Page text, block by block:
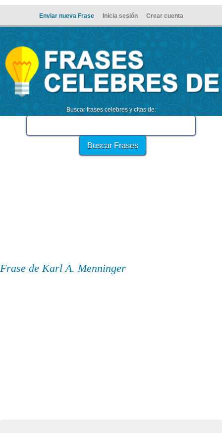
Enviar nueva Frase Inicia sesión Crear cuenta
Buscar frases celebres y citas de:
Frase de Karl A. Menninger